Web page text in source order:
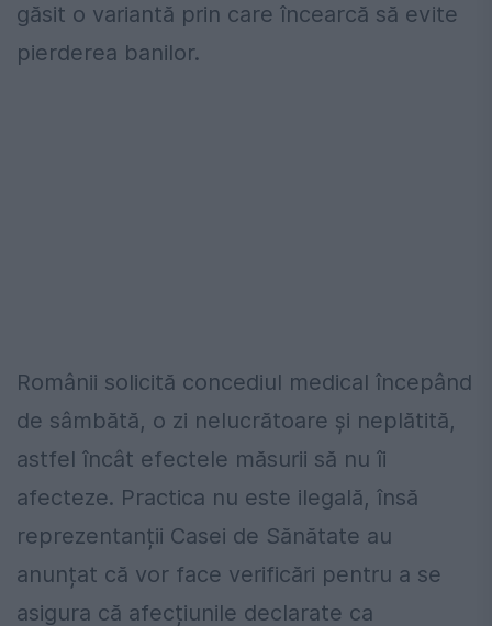
găsit o variantă prin care încearcă să evite
pierderea banilor.
Românii solicită concediul medical începând
de sâmbătă, o zi nelucrătoare și neplătită,
astfel încât efectele măsurii să nu îi
afecteze. Practica nu este ilegală, însă
reprezentanții Casei de Sănătate au
anunțat că vor face verificări pentru a se
asigura că afecțiunile declarate ca